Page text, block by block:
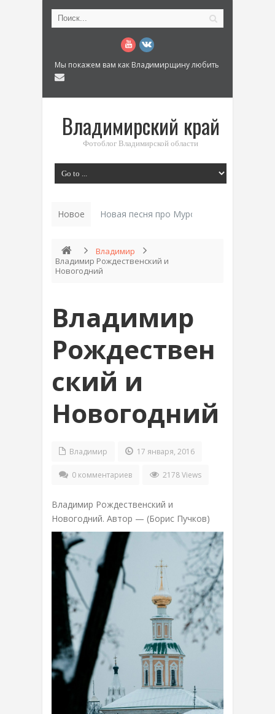
Мы покажем вам как Владимирщину любить
Владимирский край
Фотоблог Владимирской области
Новое История «Дома Куренкова» в Коврове
Владимир
Владимир Рождественский и
Новогодний
Владимир
Рождествен
ский и
Новогодний
Владимир 17 января, 2016
0 комментариев 2178 Views
Владимир Рождественский и
Новогодний. Автор — (Борис Пучков)